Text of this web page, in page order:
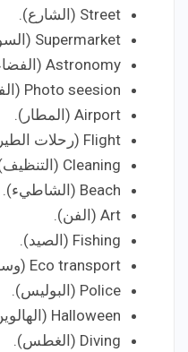
Street (الشارع).
Supermarket (السوبر ماركت).
Astronomy (الفضاء).
Photo seesion (الفوتو سيشن).
Airport (المطار).
Flight (رحلات الطيران).
Cleaning (التنظيف).
Beach (الشاطيء).
Art (الفن).
Fishing (الصيد).
Eco transport (وسائل النقل الخضراء).
Police (البوليس).
Halloween (الهالوين).
Diving (الغطس).